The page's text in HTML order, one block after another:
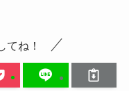
てね！